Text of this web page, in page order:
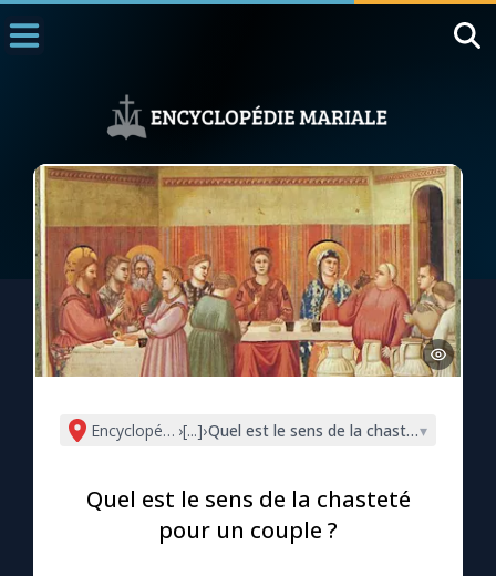
1000 Raisons de Croire
L'actualité de la semaine
La chaîne Youtube
La newsletter
La vidéo de la semaine
Le compte Tiktok
Encyclopédie mariale
›[...]›Quel est le sens de la chasteté pour un
▾
Quel est le sens de la chasteté
pour un couple ?